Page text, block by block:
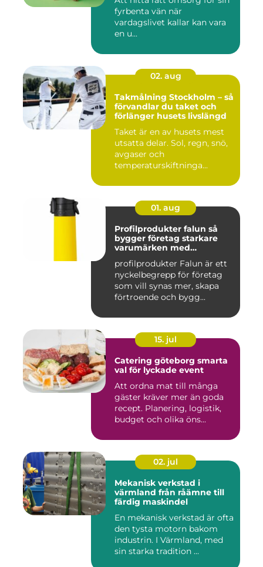
fyrbenta vän när
vardagslivet kallar kan vara
en u...
02. aug
Takmålning Stockholm – så
förvandlar du taket och
förlänger husets livslängd
Taket är en av husets mest
utsatta delar. Sol, regn, snö,
avgaser och
temperaturskiftninga...
01. aug
Profilprodukter falun så
bygger företag starkare
varumärken med
profilprodukter Falun är ett
nyckelbegrepp för företag
som vill synas mer, skapa
förtroende och bygg...
15. jul
Catering göteborg smarta
val för lyckade event
Att ordna mat till många
gäster kräver mer än goda
recept. Planering, logistik,
budget och olika öns...
02. jul
Mekanisk verkstad i
värmland från råämne till
färdig maskindel
En mekanisk verkstad är ofta
den tysta motorn bakom
industrin. I Värmland, med
sin starka tradition ...